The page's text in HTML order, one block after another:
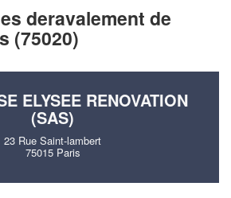
deravalement de
(75020)
ELYSEE RENOVATION
(SAS)
23 Rue Saint-lambert
75015 Paris